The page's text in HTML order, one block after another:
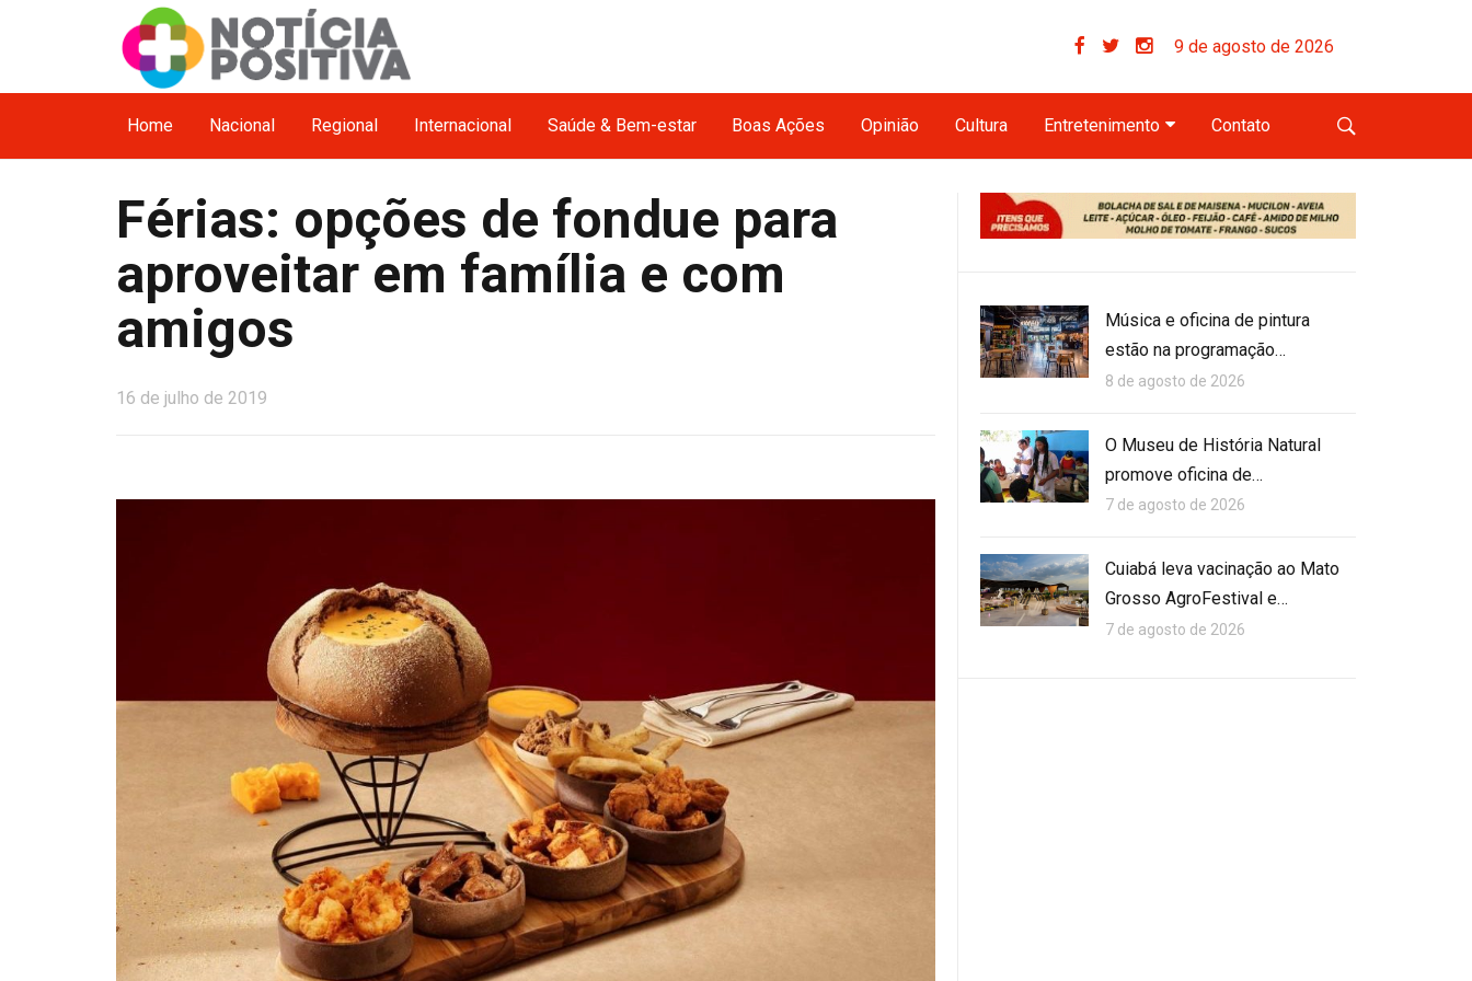
9 de agosto de 2026
Home Nacional Regional Internacional Saúde & Bem-estar Boas Ações Opinião Cultura Entretenimento Contato
Férias: opções de fondue para
aproveitar em família e com
amigos
16 de julho de 2019
Música e oficina de pintura
estão na programação…
8 de agosto de 2026
O Museu de História Natural
promove oficina de…
7 de agosto de 2026
Cuiabá leva vacinação ao Mato
Grosso AgroFestival e…
7 de agosto de 2026